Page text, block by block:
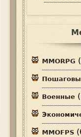
MMORPG
Военные
MMOFPS